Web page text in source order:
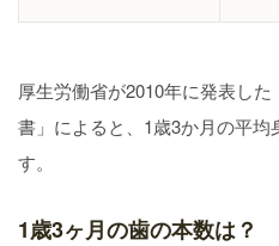
厚生労働省が2010年に発表し
書」によると、1歳3か月の平均
す。
1歳3ヶ月の歯の本数は？